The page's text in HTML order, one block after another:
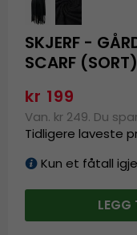
SKJERF -
SCARF (SORT)
kr 199
Van. kr 249. Du
Tidligere laveste
Kun et fåtall
LEGG